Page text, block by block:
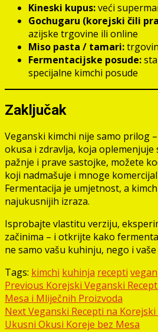
Kineski kupus:veći
Gochugaru (korejski čili
azijske trgovine ili online
Miso pasta / tamari:
Fermentacijske posude:
specijalne kimchi posude
Zaključak
Veganski kimchi nije samo prilog
okusa i zdravlja, koja oplemenjuje
pažnje i prave sastojke, možete
koji nadmašuje i mnoge
Fermentacija je umjetnost, a
najukusnijih izraza.
Isprobajte vlastitu verziju,
začinima – i otkrijte kako
ne samo vašu kuhinju, nego i vaše
Tags: kimchi kuhinja recepti vegan
Post
navigation
Previous Korejski Veganski
Mesa i Mliječnih Proizvoda
NextVeganski Recepti na
Ukusni Okusi Koreje bez Mesa